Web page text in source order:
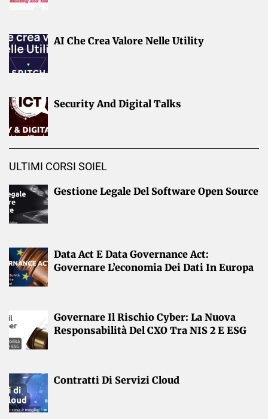
AI Che Crea Valore Nelle Utility
Security And Digital Talks
ULTIMI CORSI SOIEL
Gestione Legale Del Software Open Source
Data Act E Data Governance Act:
Governare L’economia Dei Dati In Europa
Governare Il Rischio Cyber: La Nuova
Responsabilità Del CXO Tra NIS 2 E ESG
Contratti Di Servizi Cloud